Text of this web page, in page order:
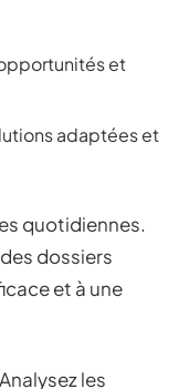
et
adaptées et
quotidiennes.
dossiers
et à une
les